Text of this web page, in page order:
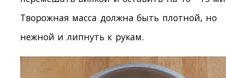
Творожная масса должна быть плотной, но
нежной и липнуть к рукам.